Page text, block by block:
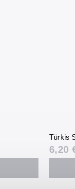
Türkis
6,20